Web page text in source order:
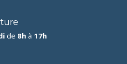
de 8h à 17h